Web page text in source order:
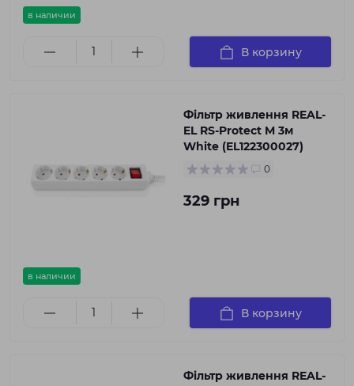
в наличии
В корзину
в наличии
Фільтр живлення REAL-
EL RS-Protect M 3м
White (EL122300027)
0
329 грн
В корзину
Фільтр живлення REAL-